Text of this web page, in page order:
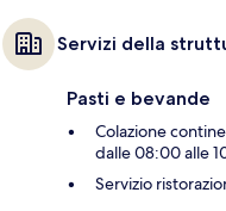
Servizi della
Pasti e bevande
Colazione
dalle 08:00 alle
Servizio